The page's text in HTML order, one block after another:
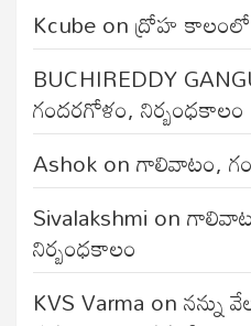
Kcubeonద్రోహ కాలంలో
BUCHIREDDY
గందరగోళం, నిర్బంధకాలం
Ashokonగాలివాటం,
Sivalakshmi on
నిర్బంధకాలం
KVS Varma onనన్ను